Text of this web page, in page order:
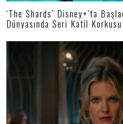
‘The Shards’ Disney+’ta
Dünyasında Seri Katil Korkusu